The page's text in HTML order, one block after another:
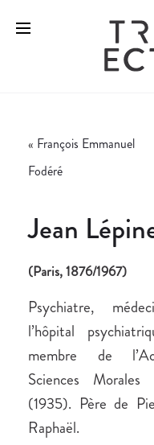
« François Emmanuel
Fodéré
Jean
(Paris, 1876/1967)
Psychiatre,
l’hôpital
membre de
Sciences
(1935). Père de
Raphaël.